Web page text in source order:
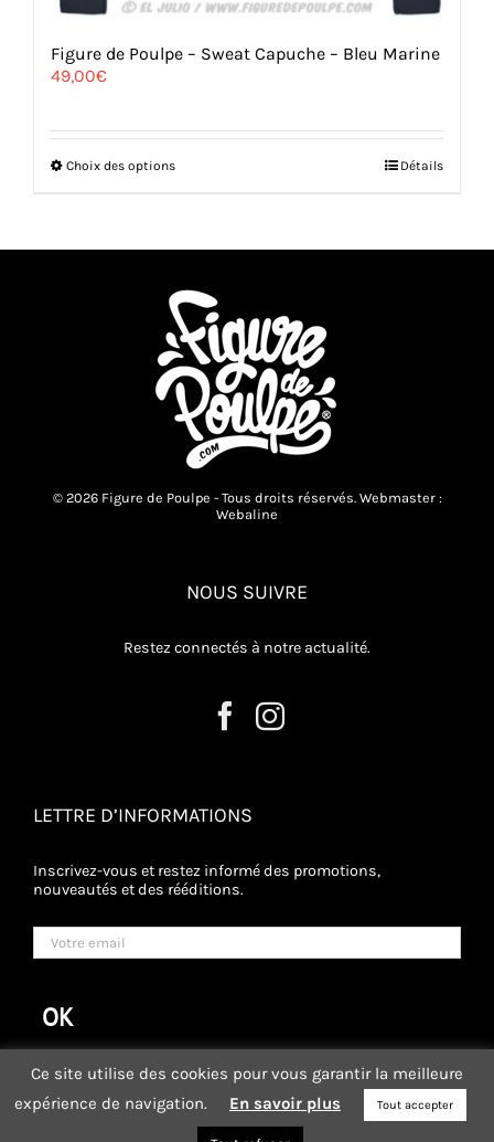
Figure de Poulpe – Sweat Capuche – Bleu Marine
49,00€
Choix des optionsCe
variations.
options
peuvent
être
choisies
sur
la
page
du
produit
Détails
© 2026 Figure de Poulpe - Tous droits réservés. Webmaster :
Webaline
NOUS SUIVRE
Restez connectés à notre actualité.
LETTRE D’INFORMATIONS
Inscrivez-vous et restez informé des promotions,
nouveautés et des rééditions.
LES COLLEGUES-POINTS DE VENTE
Ce site utilise des cookies pour vous garantir la meilleure
expérience de navigation. En savoir plus Tout accepter